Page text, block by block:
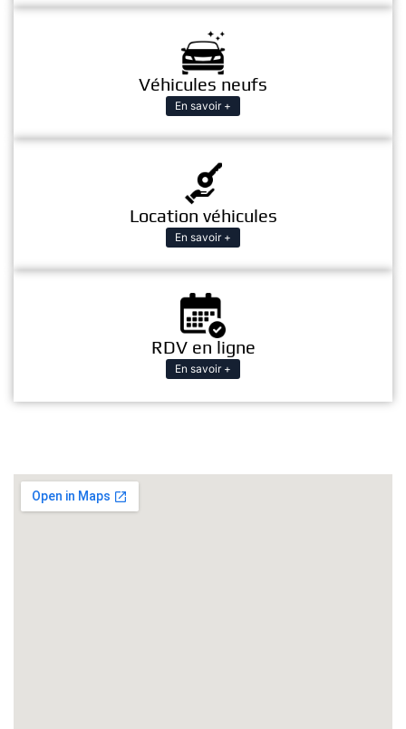
Véhicules neufs
En savoir +
Location véhicules
En savoir +
RDV en ligne
En savoir +